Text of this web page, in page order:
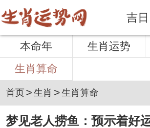
吉日
本命年 生肖运势
生肖算命
首页>生肖 >生肖算命
梦见老人捞鱼：预示着好